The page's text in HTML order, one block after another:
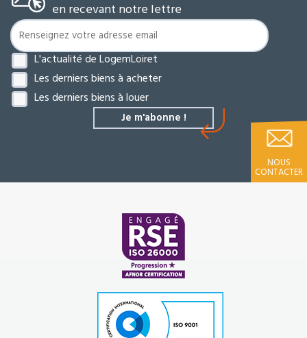
en recevant notre lettre
L'actualité de LogemLoiret
Les derniers biens à acheter
Les derniers biens à louer
NOUS
CONTACTER